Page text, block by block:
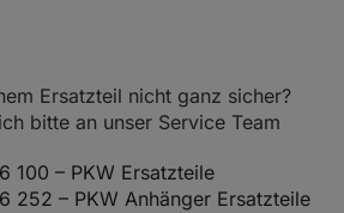
Ersatzteil nicht ganz sicher?
bitte an unser Service Team
100 – PKW Ersatzteile
252 – PKW Anhänger Ersatzteile